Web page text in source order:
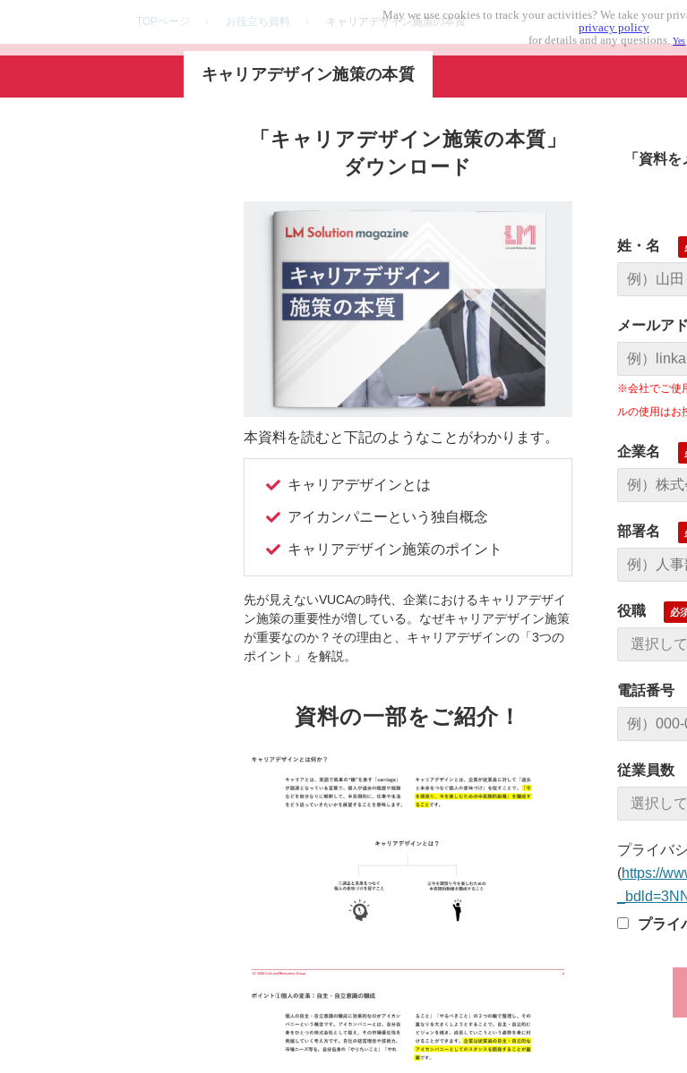
TOPページ お役立ち資料 キャリアデザイン施策の本質
キャリアデザイン施策の本質
「キャリアデザイン施策の本質」
ダウンロード
本資料を読むと下記のようなことがわかります。
キャリアデザインとは
アイカンパニーという独自概念
キャリアデザイン施策のポイント
先が見えないVUCAの時代、企業におけるキャリアデザイ
ン施策の重要性が増している。なぜキャリアデザイン施策
が重要なのか？その理由と、キャリアデザインの「3つの
ポイント」を解説。
資料の一部をご紹介！
「資料
姓・名
メールア
※会社でご使
ルの使用はお
企業名
部署名
役職
電話番号
従業員数
プライバ
(https://
プライ
May we use cookies to track your activities? We take your
privacy policy
for details and any questions.Yes